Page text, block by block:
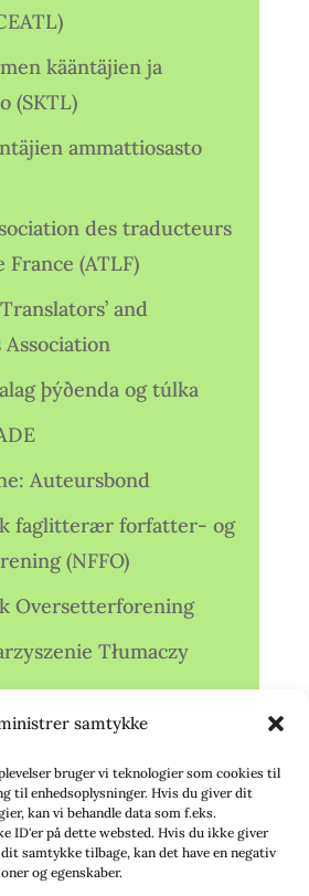
samtykke
bruger vi teknologier som cookies til
til enhedsoplysninger. Hvis du giver dit
kan vi behandle data som f.eks.
ID'er på dette websted. Hvis du ikke giver
samtykke tilbage, kan det have en negativ
og egenskaber.
kääntäjien ja
(SKTL)
ammattiosasto
des traducteurs
(ATLF)
and
þýðenda og túlka
Auteursbond
faglitterær forfatter- og
(NFFO)
Oversetterforening
Tłumaczy
Translators
(Ö.)
(ÖC)